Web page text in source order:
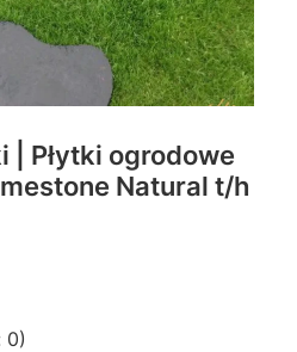
| Płytki ogrodowe
Natural t/h
0)